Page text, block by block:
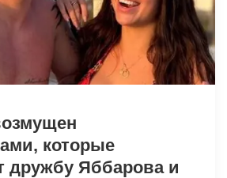
которые
дружбу Яббарова и